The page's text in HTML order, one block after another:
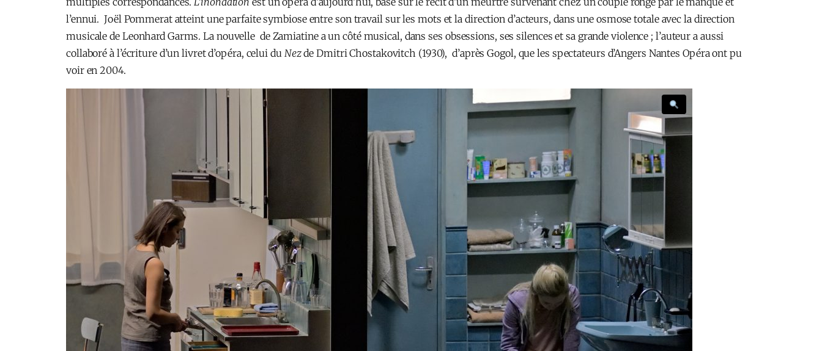
l’ennui. Joël Pommerat atteint une parfaite symbiose entre son travail sur les mots et la direction d’acteurs, dans une osmose totale avec la direction
musicale de Leonhard Garms. La nouvelle de Zamiatine a un côté musical, dans ses obsessions, ses silences et sa grande violence ; l’auteur a aussi
collaboré à l’écriture d’un livret d’opéra, celui du Nezde Dmitri Chostakovitch (1930), d’après Gogol, que les spectateurs d’Angers Nantes Opéra ont pu
voir en 2004.